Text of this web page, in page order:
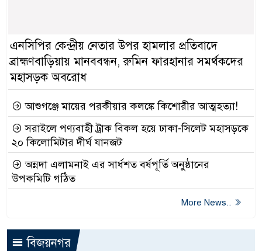
এনসিপির কেন্দ্রীয় নেতার উপর হামলার প্রতিবাদে
ব্রাহ্মণবাড়িয়ায় মানববন্ধন, রুমিন ফারহানার সমর্থকদের
মহাসড়ক অবরোধ
আশুগঞ্জে মায়ের পরকীয়ার কলঙ্কে কিশোরীর আত্মহত্যা!
সরাইলে পণ্যবাহী ট্রাক বিকল হয়ে ঢাকা-সিলেট মহাসড়কে
২০ কিলোমিটার দীর্ঘ যানজট
অন্নদা এলামনাই এর সার্ধশত বর্ষপূর্তি অনুষ্ঠানের
উপকমিটি গঠিত
More News..
বিজয়নগর